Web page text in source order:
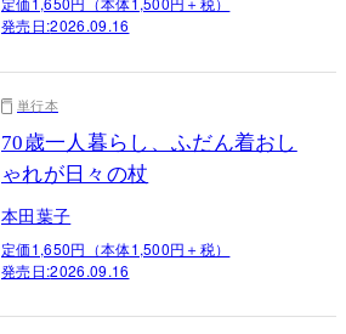
発売日:2026.09.16
単行本
70歳一人暮らし、ふだん着おし
ゃれが日々の杖
本田葉子
定価1,650円（本体1,500円＋税）
発売日:2026.09.16